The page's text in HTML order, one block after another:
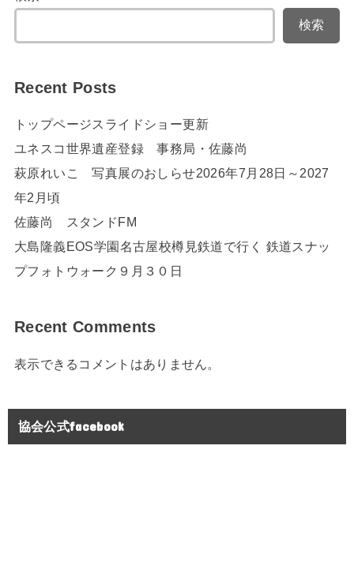
検索
Recent Posts
トップページスライドショー更新
ユネスコ世界遺産登録 事務局・佐藤尚
萩原れいこ 写真展のおしらせ2026年7月28日～2027
年2月頃
佐藤尚 スタンドFM
大島隆義EOS学園名古屋校樽見鉄道で行く 鉄道スナッ
プフォトウォーク９月３０日
Recent Comments
表示できるコメントはありません。
協会公式facebook